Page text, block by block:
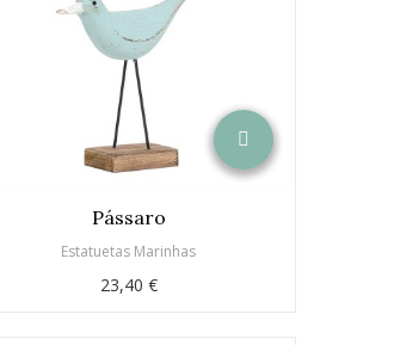
Pássaro
Estatuetas Marinhas
23,40 €